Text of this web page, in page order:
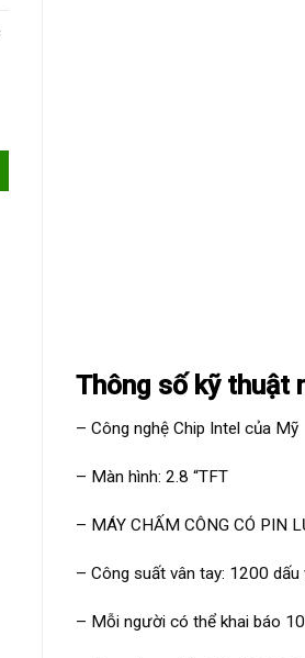
Thông số kỹ thuật
– Công nghệ Chip Intel của Mỹ
– Màn hình: 2.8 “TFT
– MÁY CHẤM CÔNG CÓ PIN
– Công suất vân tay: 1200
– Mỗi người có thể khai báo